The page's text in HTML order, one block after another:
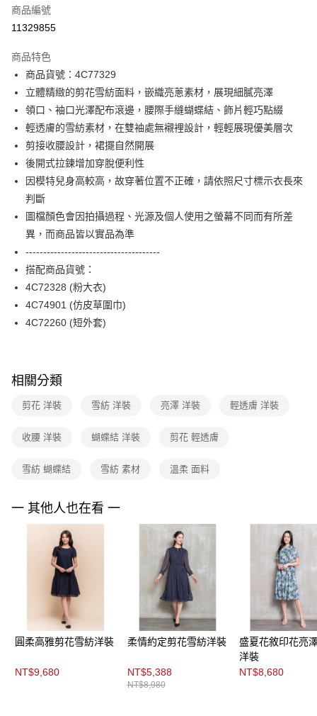
信用卡分期付款
合作金庫商業銀行
華南商業銀行
上海商業儲蓄銀行
台北富邦商業銀行
國泰世華商業銀行
兆豐國際商業銀行
臺灣中小企業銀行
台中商業銀行
匯豐（台灣）商業銀行
聯邦商業銀行
元大商業銀行
玉山商業銀行
星展（台灣）商業銀行
台新國際商業銀行
台灣樂天信用卡公司
LINE Pay
Apple Pay
街口支付
AFTEE先享後付
相關說明
【關於「AFTEE先享後付」】
AFTEE先享後付是「在收到商品之後才付款」的支付方式。 讓您購物簡單
便利好安心！
１．簡單：不需註冊會員、不需綁卡、不需儲值。
２．便利：只要手機號碼，簡訊認證，即可結帳。
【「AFTEE先享後付」結帳流程】
１．於結帳方式選擇「AFTEE先享後付」後，將跳轉至「AFTEE先享後付」
結帳頁面，進行簡訊認證並確認金額後，即可完成結帳。
２．訂單成立數日內，您將收到繳費通知簡訊。
３．收到繳費通知簡訊後14天內，點擊此簡訊中的連結，可透過四大超商／
後付繳納相關費用。
※ 交易是否成功請以「AFTEE先享後付 」之結帳頁面顯示為準，若有關於
客戶支援中心」
https://netprotections.freshdesk.com/support/home
【注意事項】
權轉讓予恩沛科技股份有限公司。
https://aftee.tw/terms/#terms3
３．未成年的使用者請事先徵得法定代理人或監護人之同意方可使用
「AFTEE先享後付」，若未經同意申辦者引起之損失，本公司不負相關責
４．使用「AFTEE先享後付」時，將依據個別帳號之用戶狀況，依本公司即
時審查核予不同之上限額度；若仍有額度不足之情形，本公司將視審查結果
請求用戶進行身份認證。
５．嚴禁一人註冊多個帳號或使用他人資訊註冊。若發現惡意使用之情形，
恩沛科技股份有限公司將有權停止該用戶之使用額度並採取法律行動。
付款後全家FamilyMart取貨
每筆NT$90，滿NT$3,600(含以上)免運費
付款後7-11取貨
每筆NT$90，滿NT$3,600(含以上)免運費
離島宅配 (蘭嶼恕不配送)
每筆NT$200，滿NT$8,000(含以上)免運費
付款後門市自取
商品編號
11329855
商品特色
商品貨號：4C77329
立體精緻的剪花雪紡面料，嵌織亮蔥素材，展現細膩亮澤
領口、袖口光澤配布滾邊，腰際手縫蝴蝶結、飾片輕巧點綴
輕透膚的雪紡素材，在雙袖處無襯裡設計，輕輕展現優美層次
剪接收腰設計，裙擺自然開展
後開式拉鍊增加穿脫便利性
因模特兒身高較高，故穿著位置不正確，請依照尺寸標示衣長來
判斷
圖檔顏色會因拍攝過程、光源及個人使用之螢幕不同而有所差
異，而商品皆以實品為準
--------------------------------------
搭配商品貨號：
4C72328 (粉大衣)
4C74901 (仿皮草圍巾)
4C72260 (短外套)
相關分類
剪花 洋裝 雪紡 洋裝 亮澤 洋裝 輕透膚 洋裝
收腰 洋裝 蝴蝶結 洋裝 剪花 輕透膚
雪紡 蝴蝶結 雪紡 素材 溫柔 面料
一 其他人也在看 一
圓柔高雅剪花雪紡洋裝
NT$9,680
柔情約定剪花雪紡洋裝
NT$5,388
NT$8,980
盛夏花敘印花亮
洋裝
NT$8,680